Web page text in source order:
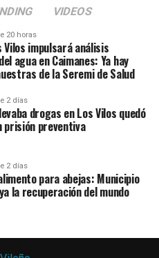
VIDEOS
20 horas
Vilos impulsará análisis
agua en Caimanes: Ya hay
de la Seremi de Salud
2 días
drogas en Los Vilos quedó
prisión preventiva
2 días
para abejas: Municipio
la recuperación del mundo